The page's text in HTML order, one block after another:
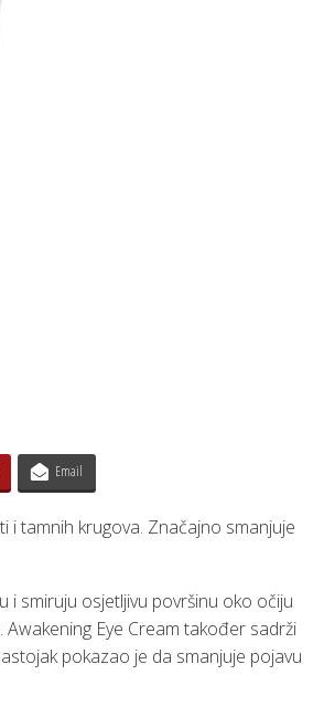
Email
i tamnih krugova. Značajno smanjuje
smiruju osjetljivu površinu oko očiju
Eye Cream također sadrži
pokazao je da smanjuje pojavu